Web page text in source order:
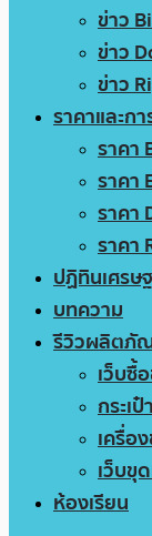
ข่าว
ข่าว
ข่าว
ราคาและกา
ราคา
ราคา
ราคา
ราคา
ปฏิทินเศรษ
บทความ
รีวิวผลิตภั
เว็บซื้
กระเ
เครื่อ
เว็บขุ
ห้องเรียน